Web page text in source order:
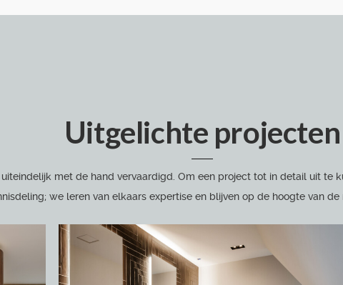
Uitgelichte projecten
met de hand vervaardigd. Om een project tot in detail uit te
we leren van elkaars expertise en blijven op de hoogte van